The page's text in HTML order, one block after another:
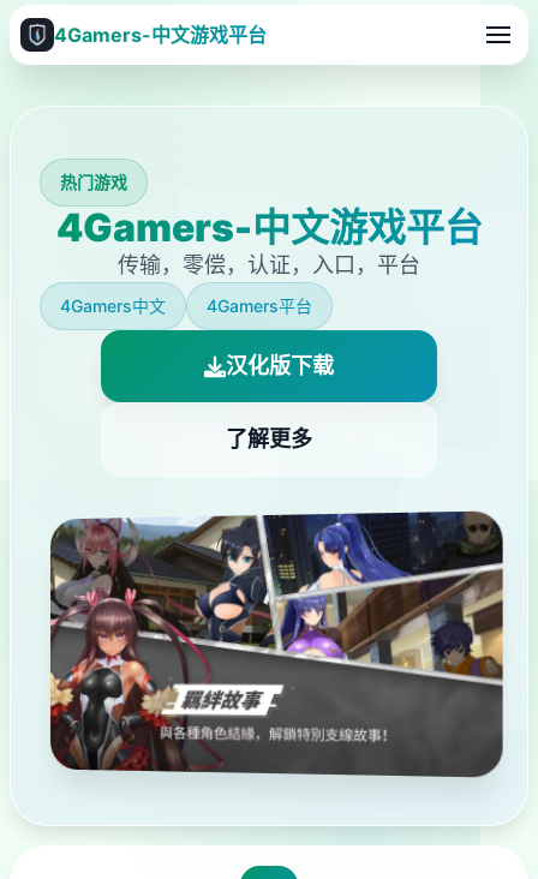
4Gamers-中文游戏平台
热门游戏
4Gamers-中文游戏平台
传输，零偿，认证，入口，平台
4Gamers中文 4Gamers平台
汉化版下载
了解更多